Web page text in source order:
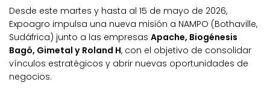
Desde este martes y hasta al 15 de mayo de 2026,
Expoagro impulsa una nueva misión a NAMPO (Bothaville,
Sudáfrica) junto a las empresas Apache, Biogénesis
Bagó, Gimetal y Roland H, con el objetivo de consolidar
vínculos estratégicos y abrir nuevas oportunidades de
negocios.